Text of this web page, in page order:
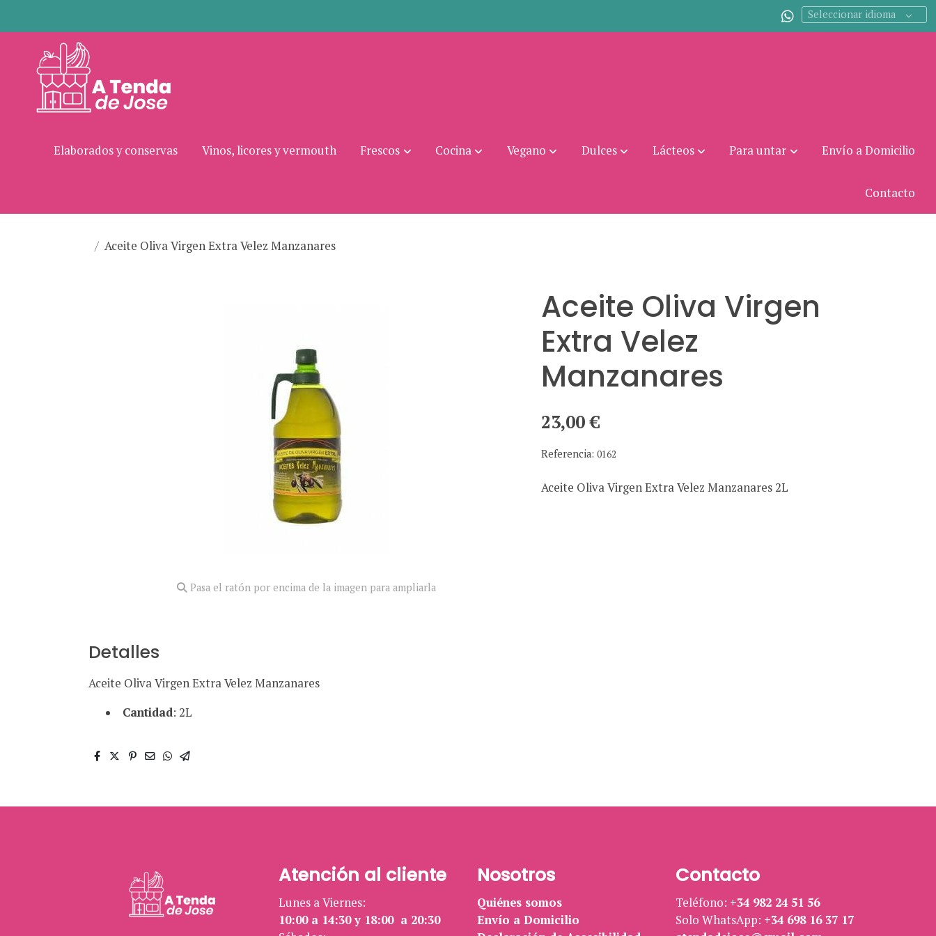
Seleccionar idioma
Elaborados y conservas Vinos, licores y vermouth Frescos Cocina Vegano Dulces Lácteos Para untar Envío a Domicilio
Contacto
Aceite Oliva Virgen Extra Velez Manzanares
Pasa el ratón por encima de la imagen para ampliarla
Detalles
Aceite Oliva Virgen Extra Velez Manzanares
Cantidad: 2L
Aceite Oliva Virgen
Extra Velez
Manzanares
23,00 €
Referencia:0162
Aceite Oliva Virgen Extra Velez Manzanares 2L
Atención al cliente
Lunes a Viernes:
10:00 a 14:30 y 18:00 a 20:30
Nosotros
Quiénes somos
Envío a Domicilio
Contacto
Teléfono: +34 982 24 51 56
Solo WhatsApp: +34 698 16 37 17